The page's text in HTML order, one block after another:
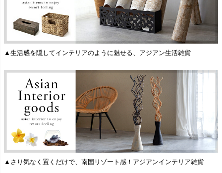
▲生活感を隠してインテリアのように魅せる、アジアン生活雑貨
▲さり気なく置くだけで、南国リゾート感！アジアンインテリア雑貨